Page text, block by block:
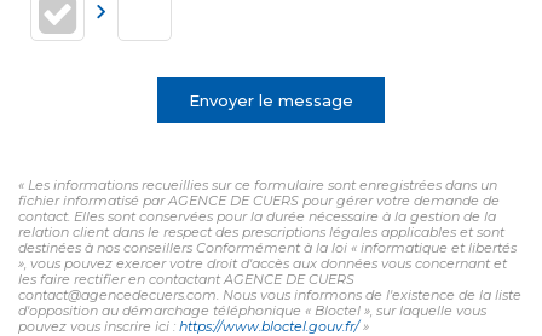
Envoyer le message
« Les informations recueillies sur ce formulaire sont enregistrées dans un
fichier informatisé par AGENCE DE CUERS pour gérer votre demande de
contact. Elles sont conservées pour la durée nécessaire à la gestion de la
relation client dans le respect des prescriptions légales applicables et sont
destinées à nos conseillers Conformément à la loi « informatique et libertés
», vous pouvez exercer votre droit d'accès aux données vous concernant et
les faire rectifier en contactant AGENCE DE CUERS
contact@agencedecuers.com. Nous vous informons de l'existence de la liste
d'opposition au démarchage téléphonique « Bloctel », sur laquelle vous
pouvez vous inscrire ici : https://www.bloctel.gouv.fr/»